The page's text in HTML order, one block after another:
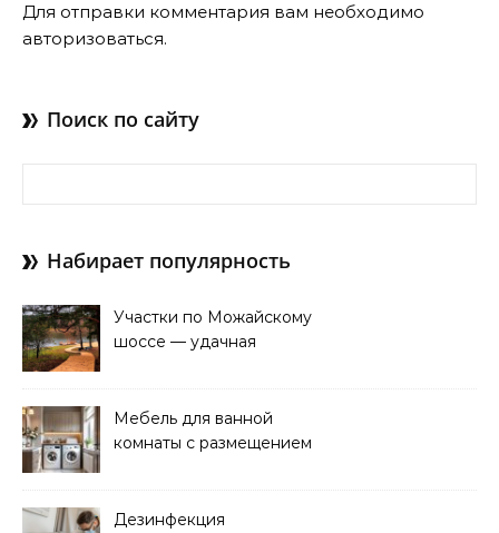
Для отправки комментария вам необходимо
авторизоваться.
Поиск по сайту
Набирает популярность
Участки по Можайскому
шоссе — удачная
Мебель для ванной
комнаты с размещением
Дезинфекция